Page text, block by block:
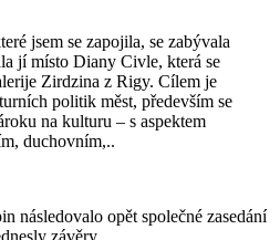
jsem se zapojila, se zabývala
jí místo Diany Civle, která se
Zirdzina z Rigy. Cílem je
politik měst, především se
na kulturu – s aspektem
duchovním,..
následovalo opět společné zasedání
závěry.